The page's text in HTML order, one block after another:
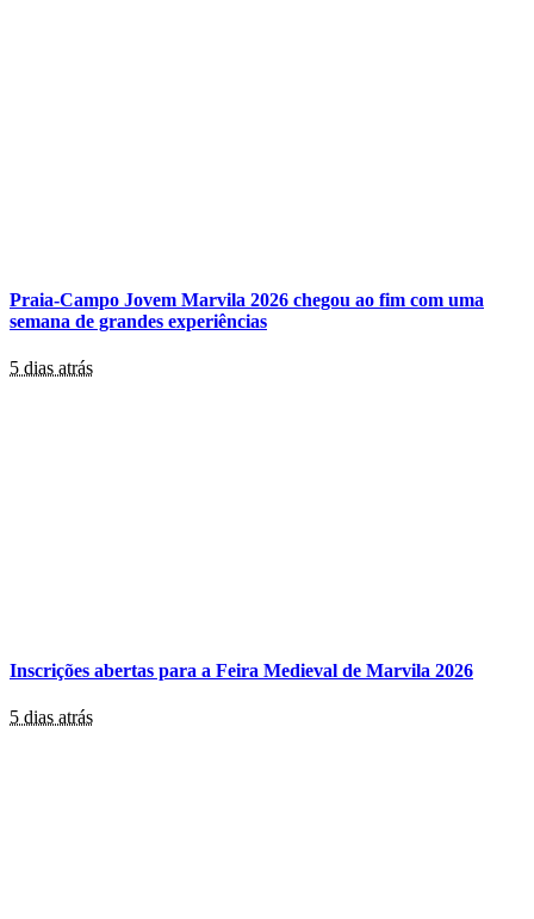
Praia-Campo Jovem Marvila 2026 chegou ao fim com uma
semana de grandes experiências
5 dias atrás
Inscrições abertas para a Feira Medieval de Marvila 2026
5 dias atrás